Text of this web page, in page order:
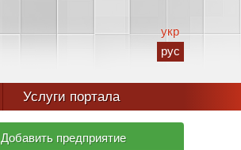
укр
рус
Услуги портала
Добавить предприятие